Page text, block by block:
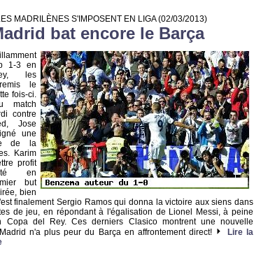
MADRILÈNES S'IMPOSENT EN LIGA(02/03/2013)
bat encore le Barça
1-3 en
les
le
fois-ci.
match
contre
Jose
une
de la
Karim
profit
en
but
bien
finalement Sergio Ramos qui donna la victoire aux siens dans
de jeu, en répondant à l'égalisation de Lionel Messi, à peine
Copa del Rey. Ces derniers Clasico montrent une nouvelle
n'a plus peur du Barça en affrontement direct!
Lire la